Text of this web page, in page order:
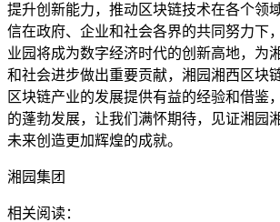
提升创新能力，推动区块链技术在各个领
信在政府、企业和社会各界的共同努力下
业园将成为数字经济时代的创新高地，为
和社会进步做出重要贡献，湘园湘西区块
区块链产业的发展提供有益的经验和借鉴
的蓬勃发展，让我们满怀期待，见证湘园
未来创造更加辉煌的成就。
湘园集团
相关阅读：